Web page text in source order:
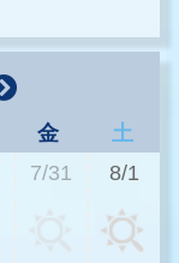
金
土
7/31 8/1